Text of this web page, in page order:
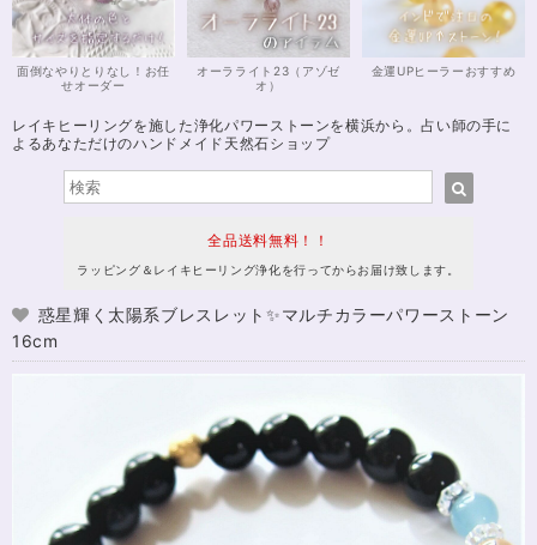
面倒なやりとりなし！お任
せオーダー
オーラライト23（アゾゼ
オ）
金運UPヒーラーおすすめ
レイキヒーリングを施した浄化パワーストーンを横浜から。占い師の手に
よるあなただけのハンドメイド天然石ショップ
全品送料無料！！
ラッピング＆レイキヒーリング浄化を行ってからお届け致します。
惑星輝く太陽系ブレスレット✨マルチカラーパワーストーン
16cm